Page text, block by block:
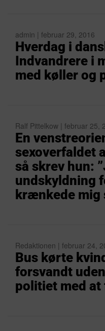
admin | februar 29, 2016
Hverdag i
Indvandrere i
med køller og
Ralf Pittelkow | februar 25,
En
sexoverfaldet
så skrev hun:
undskyldning
krænkede mig
Redaktionen | februar 24,
Bus kørte
forsvandt
politiet med